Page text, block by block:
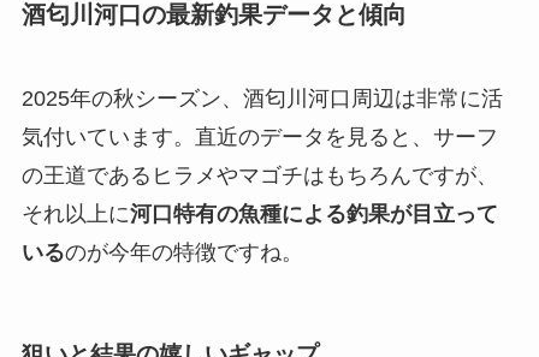
酒匂川河口の最新釣果データと傾向
2025年の秋シーズン、酒匂川河口周辺は非常に活
気付いています。直近のデータを見ると、サーフ
の王道であるヒラメやマゴチはもちろんですが、
それ以上に河口特有の魚種による釣果が目立って
いるのが今年の特徴ですね。